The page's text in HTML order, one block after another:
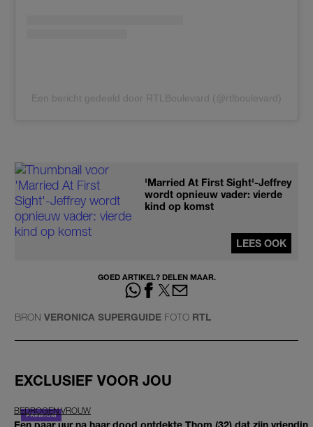
Een bericht gedeeld door RTLBoulevard (@rtlboulevard)
'Married At First Sight'-Jeffrey
wordt opnieuw vader: vierde
kind op komst
LEES OOK
GOED ARTIKEL? DELEN MAAR.
BRON VERONICA SUPERGUIDE FOTO RTL
EXCLUSIEF VOOR JOU
BEDROGEN VROUW
Een paar uur na haar dood ontdekte Thom (32) dat zijn vriendin